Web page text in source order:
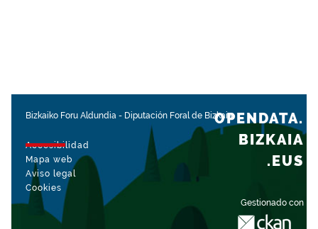
Bizkaiko Foru Aldundia - Diputación Foral de Bizkaia
Accesibilidad
Mapa web
Aviso legal
Cookies
Gestionado con
OPENDATA.
BIZKAIA
.EUS